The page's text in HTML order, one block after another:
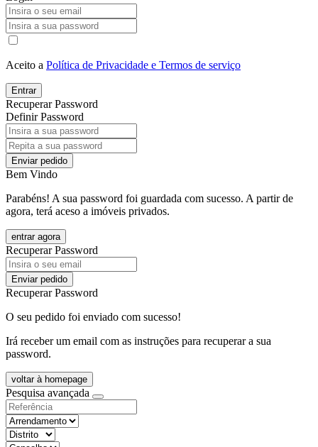
Aceito a Política de Privacidade e Termos de serviço
Entrar
Recuperar Password
Definir Password
Enviar pedido
Bem Vindo
Parabéns! A sua password foi guardada com sucesso. A partir de
agora, terá aceso a imóveis privados.
entrar agora
Recuperar Password
Enviar pedido
Recuperar Password
O seu pedido foi enviado com sucesso!
Irá receber um email com as instruções para recuperar a sua
password.
voltar à homepage
Pesquisa avançada